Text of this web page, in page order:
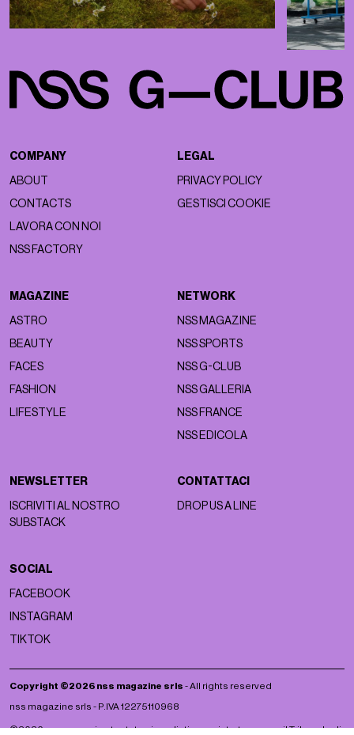
COMPANY
ABOUT
CONTACTS
LAVORA CON NOI
NSS FACTORY
LEGAL
PRIVACY POLICY
GESTISCI COOKIE
MAGAZINE
ASTRO
BEAUTY
FACES
FASHION
LIFESTYLE
NETWORK
NSS MAGAZINE
NSS SPORTS
NSS G-CLUB
NSS GALLERIA
NSS FRANCE
NSS EDICOLA
NEWSLETTER
ISCRIVITI AL NOSTRO
SUBSTACK
CONTATTACI
DROP US A LINE
SOCIAL
FACEBOOK
INSTAGRAM
TIKTOK
Copyright ©2026 nss magazine srls - All rights reserved
nss magazine srls - P.IVA 12275110968
©2026 nss magazine testata giornalistica registrata presso il Tribunale di